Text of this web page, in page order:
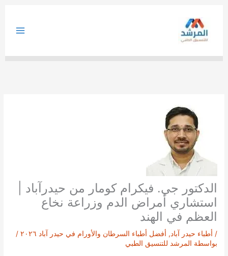
الدكتور جي. فيكرام كومار من حيدرآباد |
استشاري أمراض الدم وزراعة نخاع
العظم في الهند
/ أطباء حيدر آباد, أفضل أطباء السرطان والأورام في حيدر آباد ٢٠٢٦
/
بواسطة المرشد للتنسيق الطبي